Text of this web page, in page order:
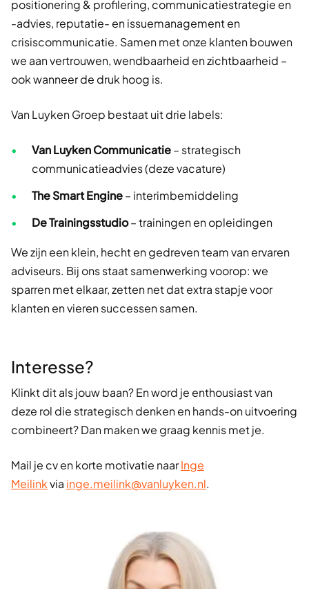
positionering & profilering, communicatiestrategie en
-advies, reputatie- en issuemanagement en
crisiscommunicatie. Samen met onze klanten bouwen
we aan vertrouwen, wendbaarheid en zichtbaarheid –
ook wanneer de druk hoog is.
Van Luyken Groep bestaat uit drie labels:
Van Luyken Communicatie– strategisch
communicatieadvies (deze vacature)
The Smart Engine– interimbemiddeling
De Trainingsstudio– trainingen en opleidingen
We zijn een klein, hecht en gedreven team van ervaren
adviseurs. Bij ons staat samenwerking voorop: we
sparren met elkaar, zetten net dat extra stapje voor
klanten en vieren successen samen.
Interesse?
Klinkt dit als jouw baan? En word je enthousiast van
deze rol die strategisch denken en hands-on uitvoering
combineert? Dan maken we graag kennis met je.
Mail je cv en korte motivatie naarInge
Meilinkvia inge.meilink@vanluyken.nl.